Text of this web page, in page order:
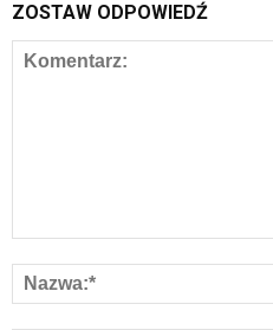
ZOSTAW ODPOWIEDŹ